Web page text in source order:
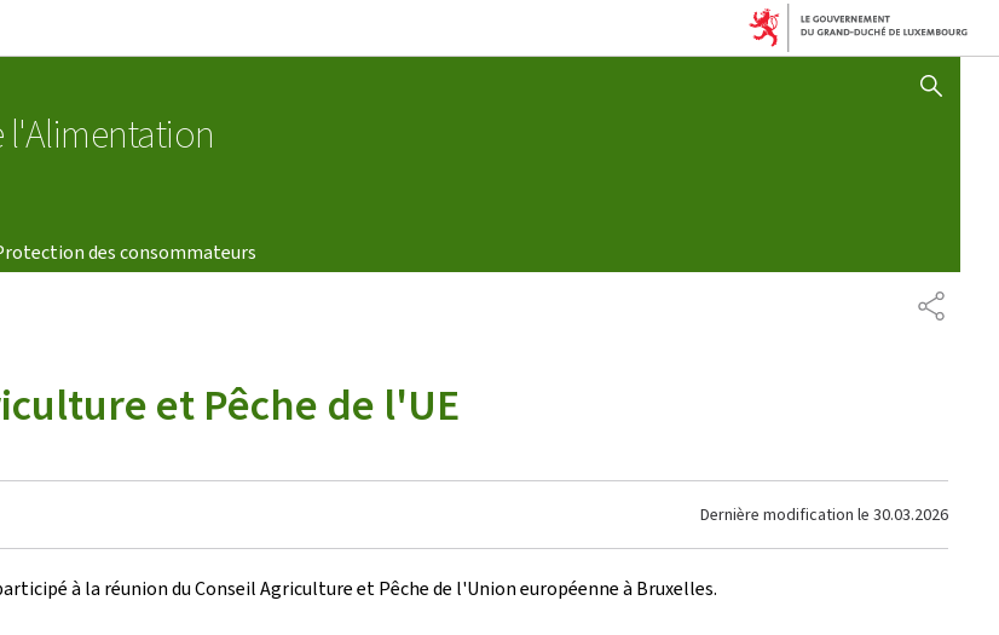
l'Alimentation
AFFICHER / MASQUER
des consommateurs
et Pêche de l'UE
Dernière modification le 30.03.2026
à la réunion du Conseil Agriculture et Pêche de l'Union européenne à Bruxelles.